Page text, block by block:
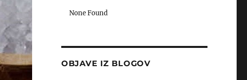
None Found
OBJAVE IZ BLOGOV